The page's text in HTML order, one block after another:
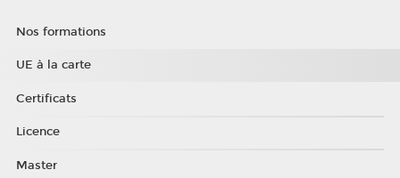
Nos formations
UE à la carte
Certificats
Licence
Master